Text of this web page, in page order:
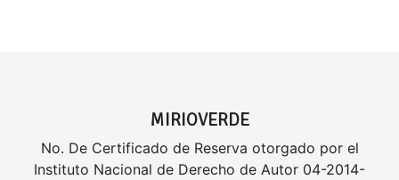
MIRIOVERDE
No. De Certificado de Reserva otorgado por el
Instituto Nacional de Derecho de Autor 04-2014-